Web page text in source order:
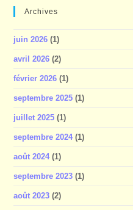
Archives
juin 2026 (1)
avril 2026 (2)
février 2026 (1)
septembre 2025 (1)
juillet 2025 (1)
septembre 2024 (1)
août 2024 (1)
septembre 2023 (1)
août 2023 (2)